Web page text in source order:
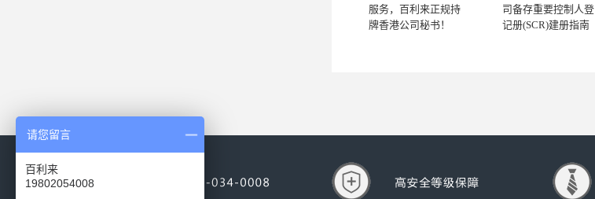
服务，百利来正规持
牌香港公司秘书！
司备存重要控制人登
记册(SCR)建册指南
请您留言
百利来
19802054008